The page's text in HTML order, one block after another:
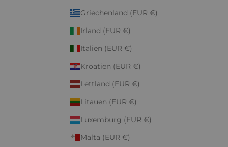
Griechenland (EUR €)
Irland (EUR €)
Italien (EUR €)
Kroatien (EUR €)
Lettland (EUR €)
Litauen (EUR €)
Luxemburg (EUR €)
Malta (EUR €)